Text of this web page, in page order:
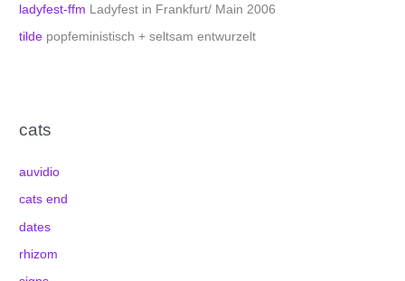
ladyfest-ffm Ladyfest in Frankfurt/ Main 2006
tilde popfeministisch + seltsam entwurzelt
cats
auvidio
cats end
dates
rhizom